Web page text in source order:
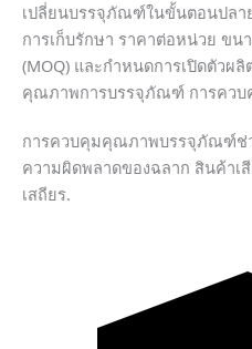
เปลี่ยนบรรจุภัณฑ์ในขั้นตอนปลา
การเก็บรักษา ราคาต่อหน่วย ข
(MOQ) และกำหนดการเปิดตัวผ
คุณภาพการบรรจุภัณฑ์ การควบ
การควบคุมคุณภาพบรรจุภัณฑ์ช่
ความผิดพลาดของฉลาก สินค้าเ
เสถียร.